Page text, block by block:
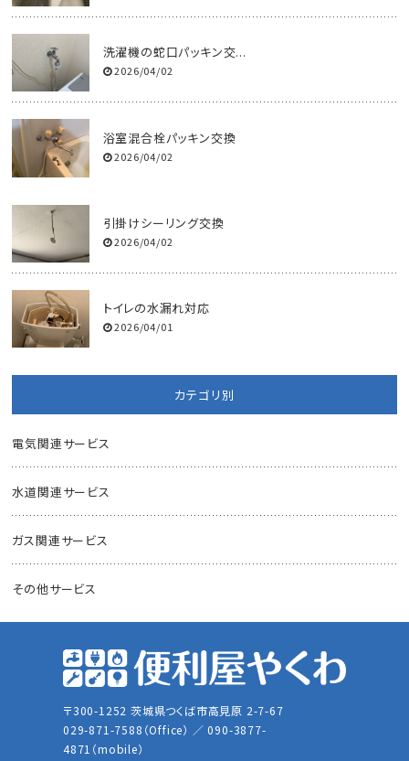
洗濯機の蛇口パッキン交...
2026/04/02
浴室混合栓パッキン交換
2026/04/02
引掛けシーリング交換
2026/04/02
トイレの水漏れ対応
2026/04/01
カテゴリ別
電気関連サービス
水道関連サービス
ガス関連サービス
その他サービス
〒300-1252 茨城県つくば市高見原 2-7-67
029-871-7588（Office） ／ 090-3877-
4871（mobile）